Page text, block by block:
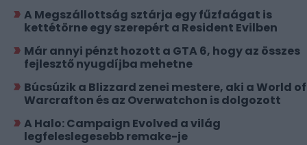
A Megszállottság sztárja egy fűzfaágat is
kettétörne egy szerepért a Resident Evilben
Már annyi pénzt hozott a GTA 6, hogy az összes
fejlesztő nyugdíjba mehetne
Búcsúzik a Blizzard zenei mestere, aki a World of
Warcrafton és az Overwatchon is dolgozott
A Halo: Campaign Evolved a világ
legfeleslegesebb remake-je